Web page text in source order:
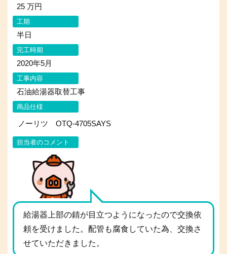
25 万円
工期
半日
完工時期
2020年5月
工事内容
石油給湯器取替工事
商品仕様
ノーリツ OTQ-4705SAYS
担当者のコメント
給湯器上部の錆が目立つようになったので交換依
頼を受けました。配管も腐食していた為、交換さ
せていただきました。